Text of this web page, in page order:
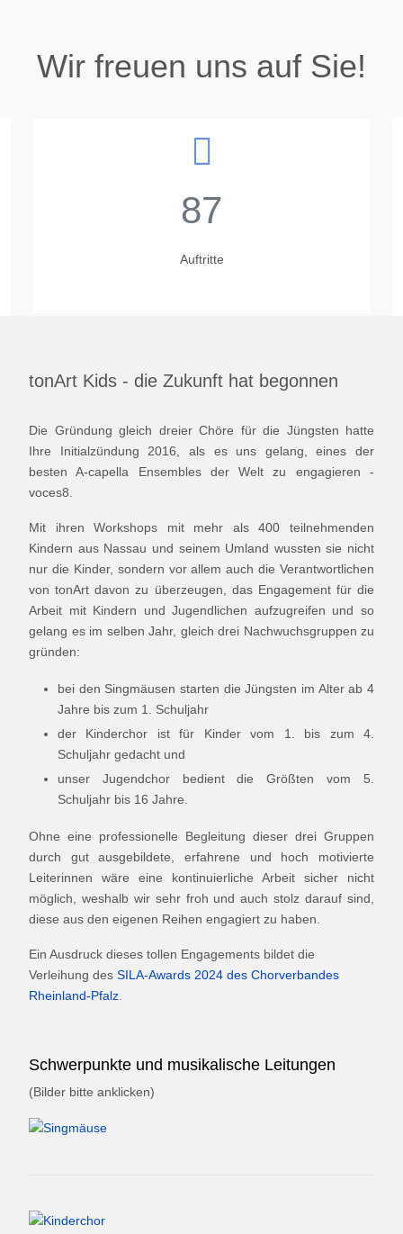
Wir freuen uns auf Sie!
87
Auftritte
tonArt Kids - die Zukunft hat begonnen
Die Gründung gleich dreier Chöre für die Jüngsten hatte
Ihre Initialzündung 2016, als es uns gelang, eines der
besten A-capella Ensembles der Welt zu engagieren -
voces8.
Mit ihren Workshops mit mehr als 400 teilnehmenden
Kindern aus Nassau und seinem Umland wussten sie nicht
nur die Kinder, sondern vor allem auch die Verantwortlichen
von tonArt davon zu überzeugen, das Engagement für die
Arbeit mit Kindern und Jugendlichen aufzugreifen und so
gelang es im selben Jahr, gleich drei Nachwuchsgruppen zu
gründen:
bei den Singmäusen starten die Jüngsten im Alter ab 4
Jahre bis zum 1. Schuljahr
der Kinderchor ist für Kinder vom 1. bis zum 4.
Schuljahr gedacht und
unser Jugendchor bedient die Größten vom 5.
Schuljahr bis 16 Jahre.
Ohne eine professionelle Begleitung dieser drei Gruppen
durch gut ausgebildete, erfahrene und hoch motivierte
Leiterinnen wäre eine kontinuierliche Arbeit sicher nicht
möglich, weshalb wir sehr froh und auch stolz darauf sind,
diese aus den eigenen Reihen engagiert zu haben.
Ein Ausdruck dieses tollen Engagements bildet die
Verleihung des SILA-Awards 2024 des Chorverbandes
Rheinland-Pfalz
Schwerpunkte und musikalische Leitungen
(Bilder bitte anklicken)